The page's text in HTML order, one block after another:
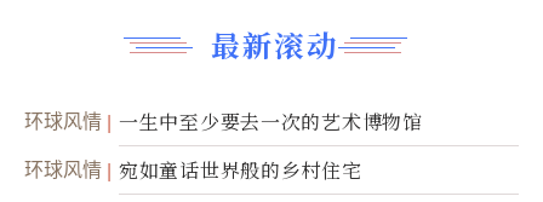
最新滚动
环球风情 一生中至少要去一次的艺术博物馆
环球风情 宛如童话世界般的乡村住宅